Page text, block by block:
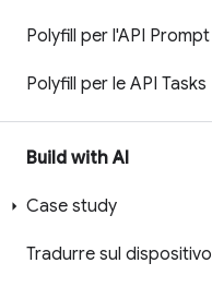
Polyfill per l'API Prompt
Polyfill per le API Tasks
Build with AI
Case study
Tradurre sul dispositivo